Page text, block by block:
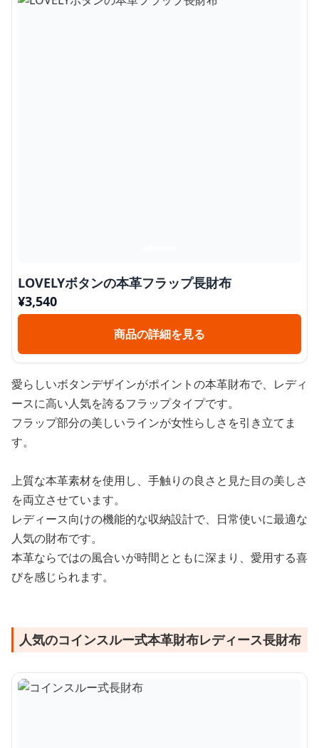
LOVELYボタンの本革フラップ長財布
¥3,540
商品の詳細を見る
愛らしいボタンデザインがポイントの本革財布で、レディ
ースに高い人気を誇るフラップタイプです。
フラップ部分の美しいラインが女性らしさを引き立てま
す。
上質な本革素材を使用し、手触りの良さと見た目の美しさ
を両立させています。
レディース向けの機能的な収納設計で、日常使いに最適な
人気の財布です。
本革ならではの風合いが時間とともに深まり、愛用する喜
びを感じられます。
人気のコインスルー式本革財布レディース長財布